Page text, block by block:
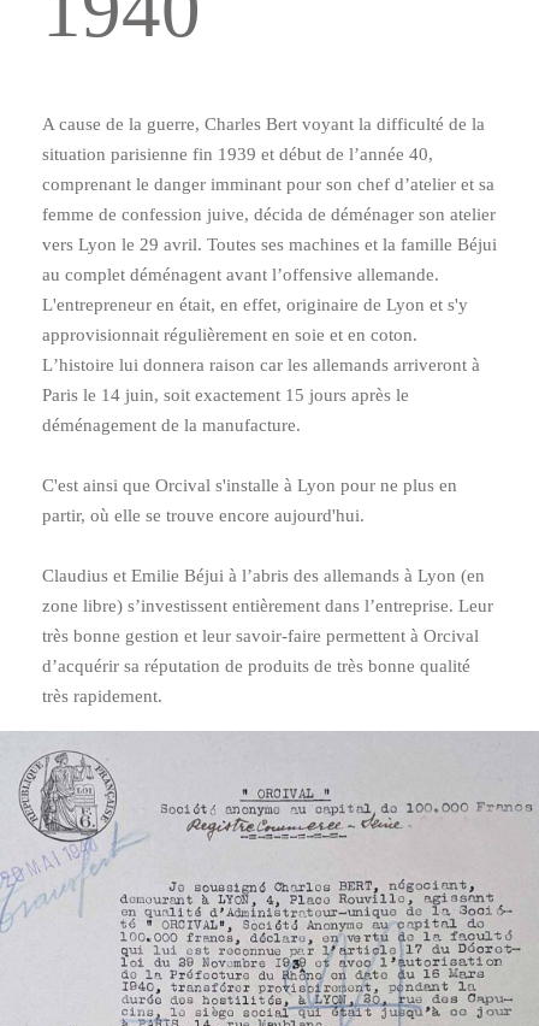
A cause de la guerre, Charles Bert voyant la difficulté de la
situation parisienne fin 1939 et début de lʼannée 40,
comprenant le danger imminant pour son chef dʼatelier et sa
femme de confession juive, décida de déménager son atelier
vers Lyon le 29 avril. Toutes ses machines et la famille Béjui
au complet déménagent avant lʼoffensive allemande.
L'entrepreneur en était, en effet, originaire de Lyon et s'y
approvisionnait régulièrement en soie et en coton.
Lʼhistoire lui donnera raison car les allemands arriveront à
Paris le 14 juin, soit exactement 15 jours après le
déménagement de la manufacture.
C'est ainsi que Orcival s'installe à Lyon pour ne plus en
partir, où elle se trouve encore aujourd'hui.
Claudius et Emilie Béjui à lʼabris des allemands à Lyon (en
zone libre) sʼinvestissent entièrement dans lʼentreprise. Leur
très bonne gestion et leur savoir-faire permettent à Orcival
dʼacquérir sa réputation de produits de très bonne qualité
très rapidement.